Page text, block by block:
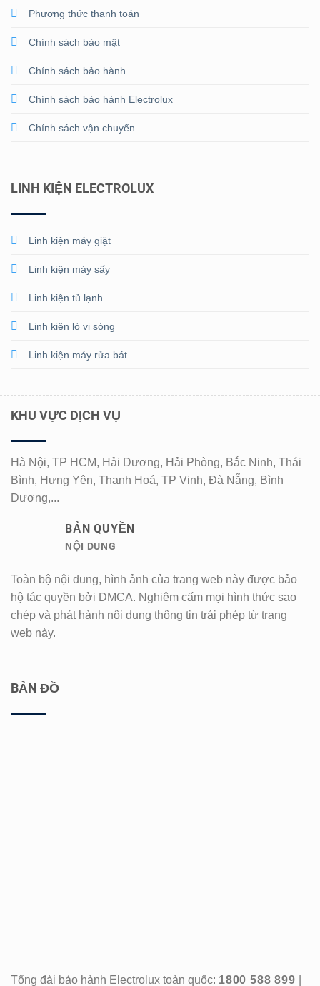
Phương thức thanh toán
Chính sách bảo mật
Chính sách bảo hành
Chính sách bảo hành Electrolux
Chính sách vận chuyển
LINH KIỆN ELECTROLUX
Linh kiện máy giặt
Linh kiện máy sấy
Linh kiện tủ lạnh
Linh kiện lò vi sóng
Linh kiện máy rửa bát
KHU VỰC DỊCH VỤ
Hà Nội, TP HCM, Hải Dương, Hải Phòng, Bắc Ninh, Thái
Bình, Hưng Yên, Thanh Hoá, TP Vinh, Đà Nẵng, Bình
Dương,...
BẢN QUYỀN
NỘI DUNG
Toàn bộ nội dung, hình ảnh của trang web này được bảo
hộ tác quyền bởi DMCA. Nghiêm cấm mọi hình thức sao
chép và phát hành nội dung thông tin trái phép từ trang
web này.
BẢN ĐỒ
Tổng đài bảo hành Electrolux toàn quốc: 1800 588 899